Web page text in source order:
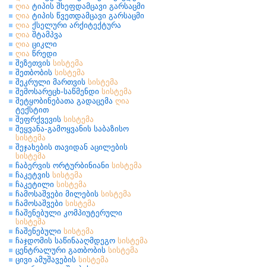
ღია ტიპის შხეფდამცავი გარსაცმი
ღია ტიპის წვეთდამცავი გარსაცმი
ღია ქსელური არქიტექტურა
ღია შტამპვა
ღია ციკლი
ღია წრედი
შეზეთვის სისტემა
შეთბობის სისტემა
შეკრული მართვის სისტემა
შემოსარეცხ-საწმენდი სისტემა
შეტყობინებათა გადაცემა ღია
ტექსტით
შეფრქვევის სისტემა
შეყვანა-გამოყვანის საბაზისო
სისტემა
შეჯახების თავიდან აცილების
სისტემა
ჩაბერვის ორტურბინიანი სისტემა
ჩაკეტვის სისტემა
ჩაკეტილი სისტემა
ჩამოსაშვები მილების სისტემა
ჩამოსაშვები სისტემა
ჩაშენებული კომპიუტერული
სისტემა
ჩაშენებული სისტემა
ჩაჯდომის საწინააღმდეგო სისტემა
ცენტრალური გათბობის სისტემა
ცივი ამუშავების სისტემა